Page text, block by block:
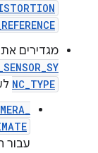
מגדירים
NC_TYPE
עבור